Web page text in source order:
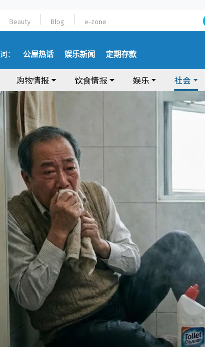
Beauty Blog e-zone
： 公屋热话 娱乐新闻 定期存款
购物情报 饮食情报 娱乐 社会